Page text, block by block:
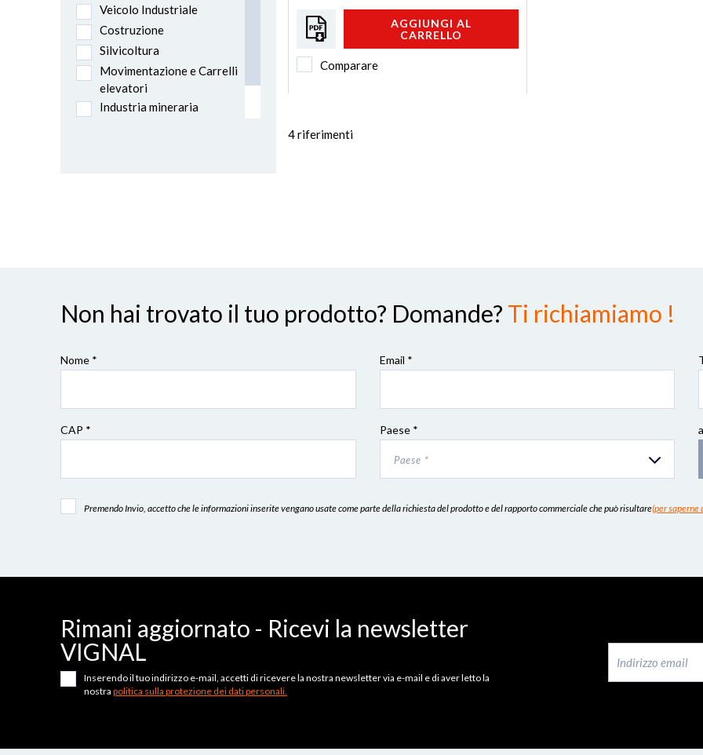
Veicolo Industriale
Costruzione
Silvicoltura
Movimentazione e Carrelli
elevatori
Industria mineraria
AGGIUNGI AL
CARRELLO
Comparare
4riferimenti
Non hai trovato il tuo prodotto? Domande? Ti richiamiamo !
Nome * Email *
CAP * Paese *
Paese *
Premendo Invio, accetto che le informazioni inserite vengano usate come parte della richiesta del prodotto e del rapporto commerciale che può risultare(per saperne
Rimani aggiornato - Ricevi la newsletter
VIGNAL
Inserendo il tuo indirizzo e-mail, accetti di ricevere la nostra newsletter via e-mail e di aver letto la
nostra politica sulla protezione dei dati personali.